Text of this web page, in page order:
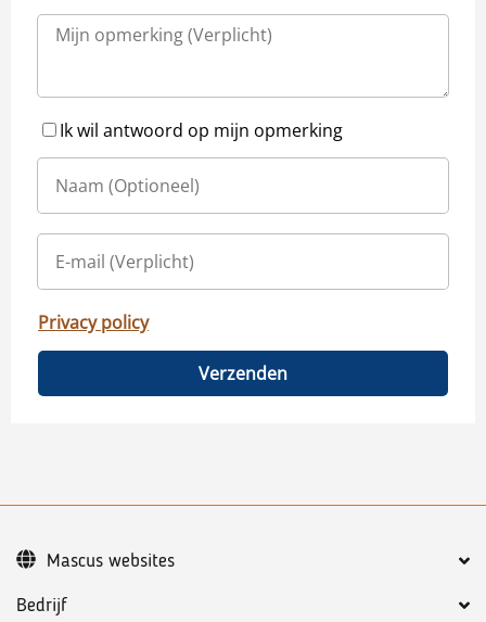
Ik wil antwoord op mijn opmerking
Privacy policy
Verzenden
Bedrijf
Mascus websites